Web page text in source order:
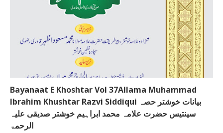
Bayanaat E Khoshtar Vol 37Allama Muhammad
Ibrahim Khushtar Razvi Siddiqui بیانات خوشتر حصہ
سینتیس حضرت علامہ محمد ابراہیم خوشتر صدیقی علیہ
الرحمۃ